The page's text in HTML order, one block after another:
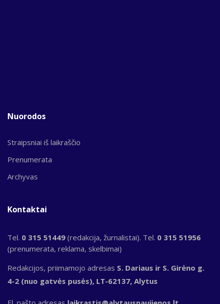
Nuorodos
Straipsniai iš laikraščio
Prenumerata
Archyvas
Kontaktai
Tel. 0 315 51449 (redakcija, žurnalistai). Tel. 0 315 51956
(prenumerata, reklama, skelbimai)
Redakcijos, priimamojo adresas S. Dariaus ir S. Girėno g.
4-2 (nuo gatvės pusės), LT-62137, Alytus